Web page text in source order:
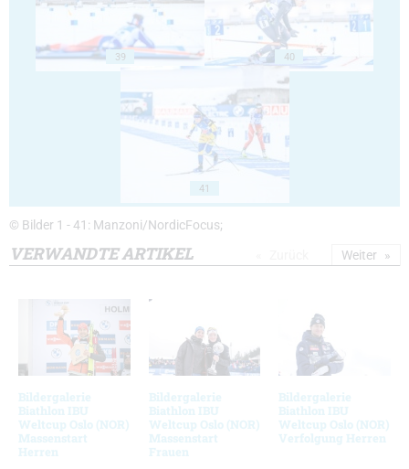
39 40
41
© Bilder 1 - 41: Manzoni/NordicFocus;
VERWANDTE ARTIKEL
Bildergalerie
Biathlon IBU
Weltcup Oslo (NOR)
Massenstart
Herren
Bildergalerie
Biathlon IBU
Weltcup Oslo (NOR)
Massenstart
Frauen
Bildergalerie
Biathlon IBU
Weltcup Oslo (NOR)
Verfolgung Herren
Weiter